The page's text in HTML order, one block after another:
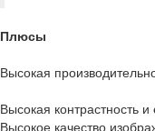
Плюсы
Высокая
Высокая контрастность
Высокое качество